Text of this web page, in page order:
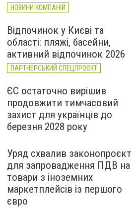
НОВИНИ КОМПАНІЙ
Відпочинок у Києві та
області: пляжі, басейни,
активний відпочинок 2026
ПАРТНЕРСЬКИЙ СПЕЦПРОЄКТ
ЄС остаточно вирішив
продовжити тимчасовий
захист для українців до
березня 2028 року
Уряд схвалив законопроєкт
для запровадження ПДВ на
товари з іноземних
маркетплейсів із першого
євро